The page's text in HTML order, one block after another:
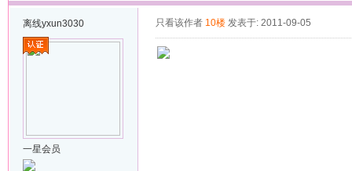
离线yxun3030
一星会员
只看该作者 10楼 发表于: 2011-09-05